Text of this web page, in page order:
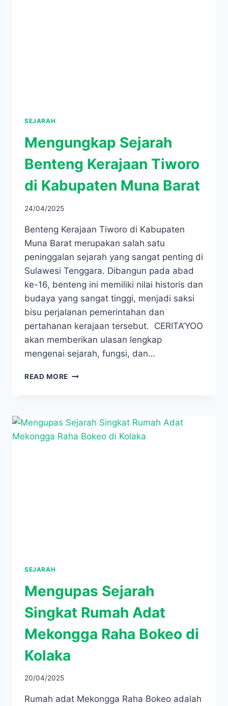
SEJARAH
Mengungkap Sejarah
Benteng Kerajaan Tiworo
di Kabupaten Muna Barat
24/04/2025
Benteng Kerajaan Tiworo di Kabupaten
Muna Barat merupakan salah satu
peninggalan sejarah yang sangat penting di
Sulawesi Tenggara. Dibangun pada abad
ke-16, benteng ini memiliki nilai historis dan
budaya yang sangat tinggi, menjadi saksi
bisu perjalanan pemerintahan dan
pertahanan kerajaan tersebut. CERITA’YOO
akan memberikan ulasan lengkap
mengenai sejarah, fungsi, dan…
READ MORE MENGUNGKAP
DI
KABUPATEN
SEJARAH
Mengupas Sejarah
Singkat Rumah Adat
Mekongga Raha Bokeo di
Kolaka
20/04/2025
Rumah adat Mekongga Raha Bokeo adalah